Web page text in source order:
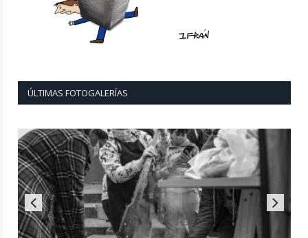
ÚLTIMAS FOTOGALERÍAS